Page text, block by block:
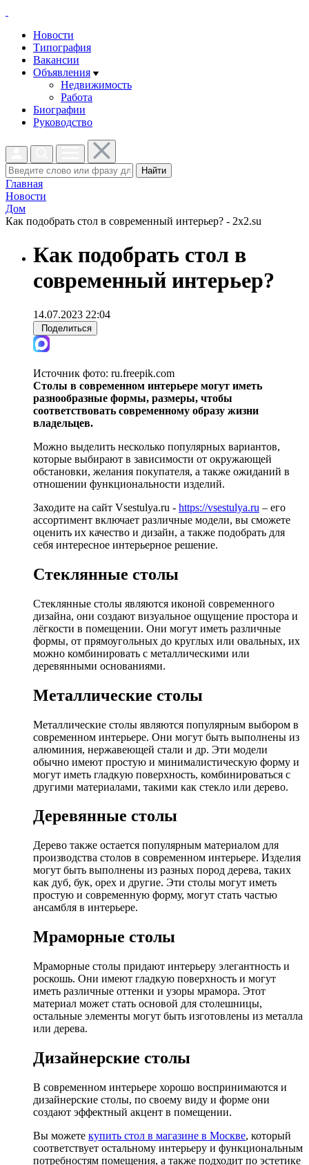
Новости
Типография
Вакансии
Объявления
Недвижимость
Работа
Биографии
Руководство
Найти
Главная
Новости
Дом
Как подобрать стол в современный интерьер? - 2x2.su
Как подобрать стол в
современный интерьер?
14.07.2023 22:04
Поделиться
Источник фото: ru.freepik.com
Столы в современном интерьере могут иметь
разнообразные формы, размеры, чтобы
соответствовать современному образу жизни
владельцев.
Можно выделить несколько популярных вариантов,
которые выбирают в зависимости от окружающей
обстановки, желания покупателя, а также ожиданий в
отношении функциональности изделий.
Заходите на сайт Vsestulya.ru - https://vsestulya.ru – его
ассортимент включает различные модели, вы сможете
оценить их качество и дизайн, а также подобрать для
себя интересное интерьерное решение.
Стеклянные столы
Стеклянные столы являются иконой современного
дизайна, они создают визуальное ощущение простора и
лёгкости в помещении. Они могут иметь различные
формы, от прямоугольных до круглых или овальных, их
можно комбинировать с металлическими или
деревянными основаниями.
Металлические столы
Металлические столы являются популярным выбором в
современном интерьере. Они могут быть выполнены из
алюминия, нержавеющей стали и др. Эти модели
обычно имеют простую и минималистическую форму и
могут иметь гладкую поверхность, комбинироваться с
другими материалами, такими как стекло или дерево.
Деревянные столы
Дерево также остается популярным материалом для
производства столов в современном интерьере. Изделия
могут быть выполнены из разных пород дерева, таких
как дуб, бук, орех и другие. Эти столы могут иметь
простую и современную форму, могут стать частью
ансамбля в интерьере.
Мраморные столы
Мраморные столы придают интерьеру элегантность и
роскошь. Они имеют гладкую поверхность и могут
иметь различные оттенки и узоры мрамора. Этот
материал может стать основой для столешницы,
остальные элементы могут быть изготовлены из металла
или дерева.
Дизайнерские столы
В современном интерьере хорошо воспринимаются и
дизайнерские столы, по своему виду и форме они
создают эффектный акцент в помещении.
Вы можете купить стол в магазине в Москве, который
соответствует остальному интерьеру и функциональным
потребностям помещения, а также подходит по эстетике